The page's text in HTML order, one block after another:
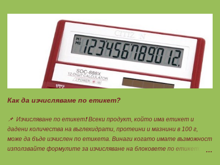
количество излишни мазнини като други омеги 6 и 9, и разни
наситени мазнини. Трябва да търсите на етикета от какви риби е
маслото. От по-дребни видове преработка е по-щадяща.
Технологията на пречистване и концентрация на рибеното масло до
омега-3 мастни киселини е различна. Крайната форма е или етил-
естерна от молекулярното пречистване, или триглицеридна чрез
обратен процес на реестеризация. Винаги избирайте
Как да изчисляваме по етикет?
📌 Изчисляване по етикет❗ Всеки продукт, който има етикет и
дадени количества на въглехидрати, протеини и мазнини в 100 г,
може да бъде изчислен по етикета. Винаги когато имате възможност
използвайте формулите за изчисляване на блоковете по етикет: